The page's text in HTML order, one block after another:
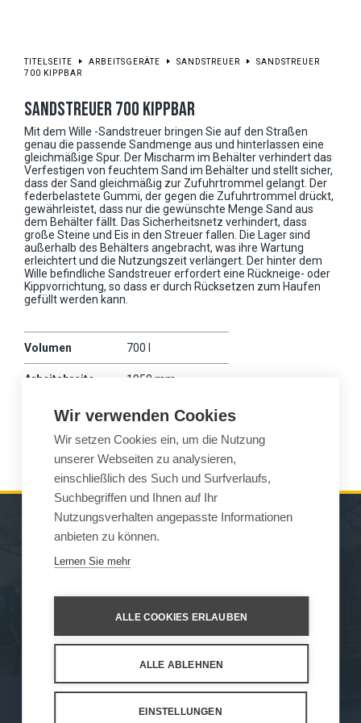
TITELSEITE ARBEITSGERÄTE SANDSTREUER
SANDSTREUER
700 KIPPBAR
SANDSTREUER 700 KIPPBAR
Mit dem Wille -Sandstreuer bringen Sie auf den Straßen
genau die passende Sandmenge aus und hinterlassen eine
gleichmäßige Spur. Der Mischarm im Behälter verhindert das
Verfestigen von feuchtem Sand im Behälter und stellt sicher,
dass der Sand gleichmäßig zur Zufuhrtrommel gelangt. Der
federbelastete Gummi, der gegen die Zufuhrtrommel drückt,
gewährleistet, dass nur die gewünschte Menge Sand aus
dem Behälter fällt. Das Sicherheitsnetz verhindert, dass
große Steine und Eis in den Streuer fallen. Die Lager sind
außerhalb des Behälters angebracht, was ihre Wartung
erleichtert und die Nutzungszeit verlängert. Der hinter dem
Wille befindliche Sandstreuer erfordert eine Rückneige- oder
Kippvorrichtung, so dass er durch Rücksetzen zum Haufen
gefüllt werden kann.
Volumen 700 l
Arbeitsbreite 1950 mm
Gewicht 625 kg
875
MASCHINEN
ARBEITSGERÄTE
WARTUNG UND
Privacy StatementPrivacy Policy
Cookie Settings
Wir verwenden Cookies
Wir setzen Cookies ein, um die Nutzung
unserer Webseiten zu analysieren,
einschließlich des Such und Surfverlaufs,
Suchbegriffen und Ihnen auf Ihr
Nutzungsverhalten angepasste Informationen
anbieten zu können.
Lernen Sie mehr
ALLE COOKIES ERLAUBEN
ALLE ABLEHNEN
EINSTELLUNGEN